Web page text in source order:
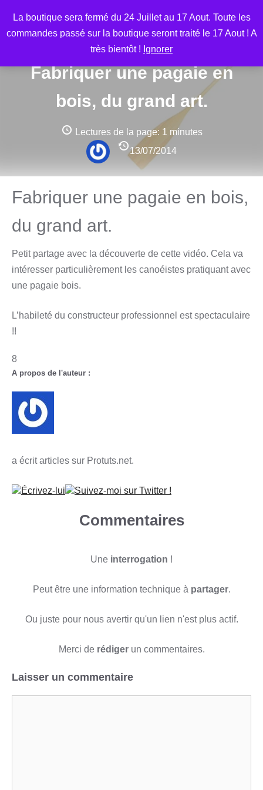
La boutique sera fermé du 24 Juillet au 17 Aout. Toute les
commandes passé sur la boutique seront traité le 17 Aout ! A
très bientôt ! Ignorer
contenu
Fabriquer une pagaie en
bois, du grand art.
Lectures de la page: 1 minutes
13/07/2014
Fabriquer une pagaie en bois,
du grand art.
Petit partage avec la découverte de cette vidéo. Cela va
intéresser particulièrement les canoéistes pratiquant avec
une pagaie bois.
L’habileté du constructeur professionnel est spectaculaire
!!
8
A propos de l'auteur :
a écrit articles sur Protuts.net.
Écrivez-lui Suivez-moi sur Twitter !
Commentaires
Une interrogation !
Peut être une information technique à partager.
Ou juste pour nous avertir qu'un lien n'est plus actif.
Merci de rédigerun commentaires.
Laisser un commentaire